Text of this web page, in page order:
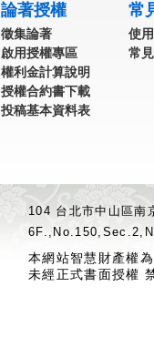
論著授權
徵集論著
啟用授權專區
權利金計算說明
授權合約書下載
投稿基本資料表
常
使
常
104 台北市中山區
本網站智慧財產權
未經正式書面授權